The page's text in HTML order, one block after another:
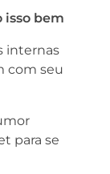
isso bem
internas
com seu
para se